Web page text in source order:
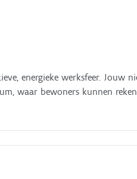
energieke werksfeer. Jouw
waar bewoners kunnen